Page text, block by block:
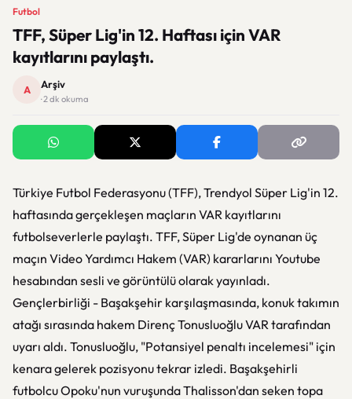
Futbol
TFF, Süper Lig'in 12. Haftası için VAR
kayıtlarını paylaştı.
A Arşiv
· 2 dk okuma
Türkiye Futbol Federasyonu (TFF), Trendyol Süper Lig'in 12.
haftasında gerçekleşen maçların VAR kayıtlarını
futbolseverlerle paylaştı. TFF, Süper Lig'de oynanan üç
maçın Video Yardımcı Hakem (VAR) kararlarını Youtube
hesabından sesli ve görüntülü olarak yayınladı.
Gençlerbirliği - Başakşehir karşılaşmasında, konuk takımın
atağı sırasında hakem Direnç Tonusluoğlu VAR tarafından
uyarı aldı. Tonusluoğlu, "Potansiyel penaltı incelemesi" için
kenara gelerek pozisyonu tekrar izledi. Başakşehirli
futbolcu Opoku'nun vuruşunda Thalisson'dan seken topa